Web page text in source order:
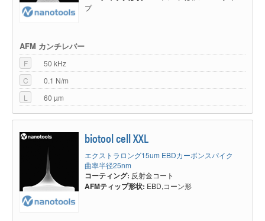
プ
AFM カンチレバー
F
50 kHz
C
0.1 N/m
L
60 µm
biotool cell XXL
エクストラロング15um EBDカーボンスパイク
曲率半径25nm
コーティング: 反射金コート
AFMティップ形状: EBD,コーン形